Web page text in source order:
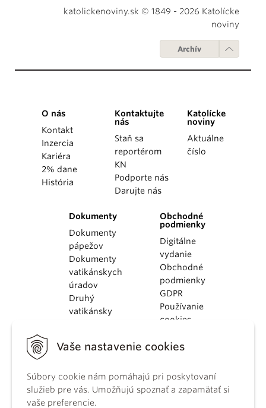
Vaše nastavenie cookies
Súbory cookie nám pomáhajú pri poskytovaní
služieb pre vás. Umožňujú spoznať a zapamätať si
vaše preferencie.
katolickenoviny.sk © 1849 - 2026 Katolícke
noviny
Archív
O nás
Kontakt
Inzercia
Kariéra
2% dane
História
Kontaktujte
nás
Staň sa
reportérom
KN
Podporte nás
Darujte nás
Katolícke
noviny
Aktuálne
číslo
Dokumenty
Dokumenty
pápežov
Dokumenty
vatikánskych
úradov
Druhý
vatikánsky
KBS
kánonického
práva
Katechizmus
Obchodné
podmienky
Digitálne
vydanie
Obchodné
podmienky
GDPR
Používanie
cookies